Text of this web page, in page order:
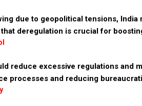
due to geopolitical tensions,
deregulation is crucial for
reduce excessive regulations and
processes and reducing